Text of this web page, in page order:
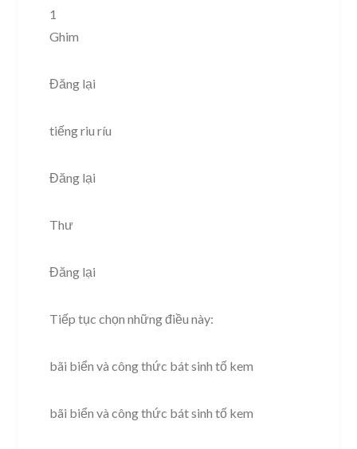
1
Ghim
Đăng lại
tiếng riu ríu
Đăng lại
Thư
Đăng lại
Tiếp tục chọn những điều này:
bãi biển và công thức bát sinh tố kem
bãi biển và công thức bát sinh tố kem